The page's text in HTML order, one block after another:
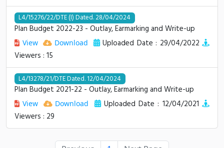
L4/15276/22/DTE (I) Dated. 28/04/2024
Plan Budget 2022-23 - Outlay, Earmarking and Write-up
View Download
Uploaded Date : 29/04/2022
Viewers : 15
L4/13278/21/DTE Dated. 12/04/2024
Plan Budget 2021-22 - Outlay, Earmarking and Write-up
View Download
Uploaded Date : 12/04/2021
Viewers : 29